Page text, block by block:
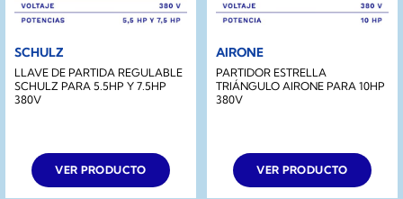
SCHULZ
LLAVE DE PARTIDA REGULABLE
SCHULZ PARA 5.5HP Y 7.5HP
380V
VER PRODUCTO
AIRONE
PARTIDOR ESTRELLA
TRIÁNGULO AIRONE PARA 10HP
380V
VER PRODUCTO